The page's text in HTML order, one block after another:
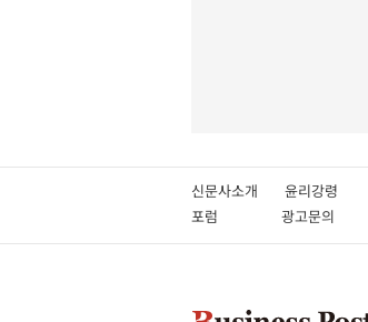
신문사소개 윤리강령
포럼
광고문의